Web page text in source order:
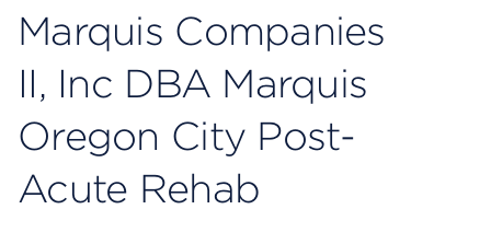
Marquis Companies
II, Inc DBA Marquis
Oregon City Post-
Acute Rehab